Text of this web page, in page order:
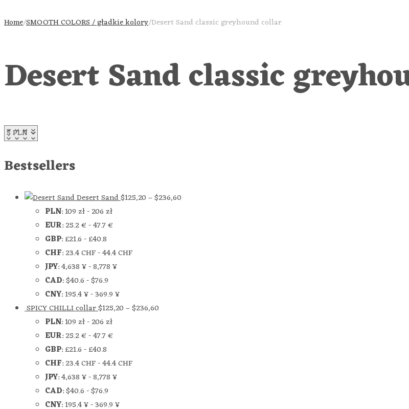
Home/SMOOTH COLORS / gładkie kolory/Desert Sand classic greyhound collar
Desert Sand classic
Bestsellers
Desert Sand$125,20–$236,60
PLN:109 zł-206 zł
EUR:25.2 €-47.7 €
GBP:£21.6-£40.8
CHF:23.4 CHF-44.4 CHF
JPY:4,638 ¥-8,778 ¥
CAD:$40.6-$76.9
CNY:195.4 ¥-369.9 ¥
SPICY CHILLI collar$125,20–$236,60
PLN:109 zł-206 zł
EUR:25.2 €-47.7 €
GBP:£21.6-£40.8
CHF:23.4 CHF-44.4 CHF
JPY:4,638 ¥-8,778 ¥
CAD:$40.6-$76.9
CNY:195.4 ¥-369.9 ¥